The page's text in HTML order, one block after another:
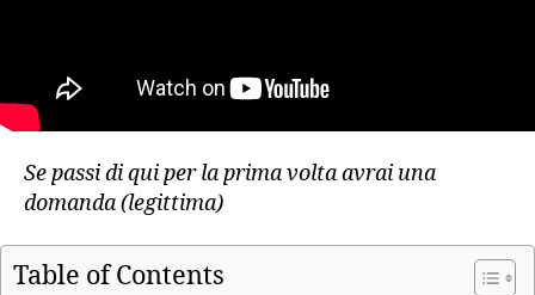
Se passi di qui per la prima volta avrai una
domanda (legittima)
Table of Contents